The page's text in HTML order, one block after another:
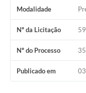
Modalidade
Nº da Licitação
Nº do Processo
Publicado em